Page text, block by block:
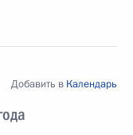
Добавить в Календарь